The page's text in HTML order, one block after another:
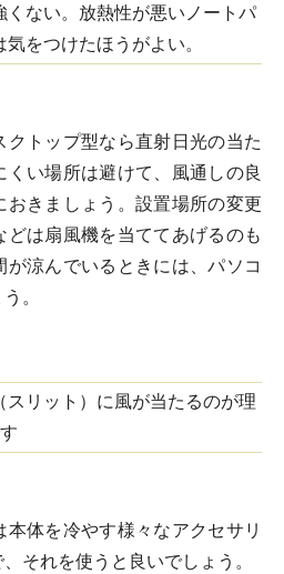
くない。放熱性が悪いノートパ
をつけたほうがよい。
クトップ型なら直射日光の当た
くい場所は避けて、風通しの良
おきましょう。設置場所の変更
は扇風機を当ててあげるのも
涼んでいるときには、パソコ
。
リット）に風が当たるのが理
本体を冷やす様々なアクセサリ
それを使うと良いでしょう。